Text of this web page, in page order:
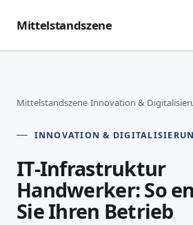
Mittelstandszene
Mittelstandszene›Innovation &
INNOVATION &
IT-Infrastruktur
Handwerker: So
Sie Ihren Betrieb